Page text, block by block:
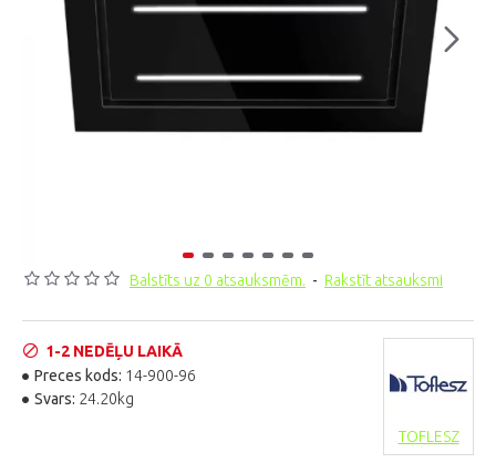
Balstīts uz 0 atsauksmēm. - Rakstīt atsauksmi
1-2 NEDĒĻU LAIKĀ
Preces kods: 14-900-96
Svars: 24.20kg
TOFLESZ